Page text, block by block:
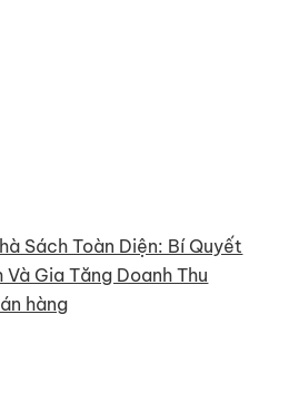
Sách Toàn Diện: Bí Quyết
Và Gia Tăng Doanh Thu
hàng